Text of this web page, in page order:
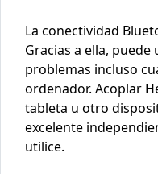
La conectividad
Gracias a ella,
problemas incluso
ordenador. Acoplar
tableta u otro
excelente
utilice.